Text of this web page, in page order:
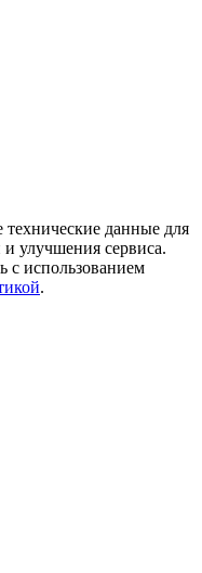
данные для
улучшения сервиса.
с использованием
.